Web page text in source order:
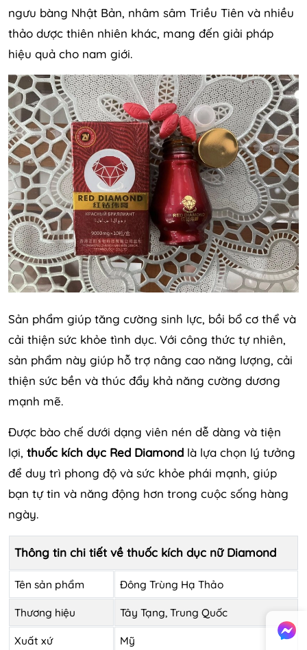
ngưu bàng Nhật Bản, nhâm sâm Triều Tiên và nhiều
thảo dược thiên nhiên khác, mang đến giải pháp
hiệu quả cho nam giới.
Sản phẩm giúp tăng cường sinh lực, bồi bổ cơ thể và
cải thiện sức khỏe tình dục. Với công thức tự nhiên,
sản phẩm này giúp hỗ trợ nâng cao năng lượng, cải
thiện sức bền và thúc đẩy khả năng cường dương
mạnh mẽ.
Được bào chế dưới dạng viên nén dễ dàng và tiện
lợi, thuốc kích dục Red Diamond là lựa chọn lý tưởng
để duy trì phong độ và sức khỏe phái mạnh, giúp
bạn tự tin và năng động hơn trong cuộc sống hàng
ngày.
Thông tin chi tiết về thuốc kích dục nữ Diamond
Tên sản phẩm Đông Trùng Hạ Thảo
Thương hiệu Tây Tạng, Trung Quốc
Xuất xứ Mỹ